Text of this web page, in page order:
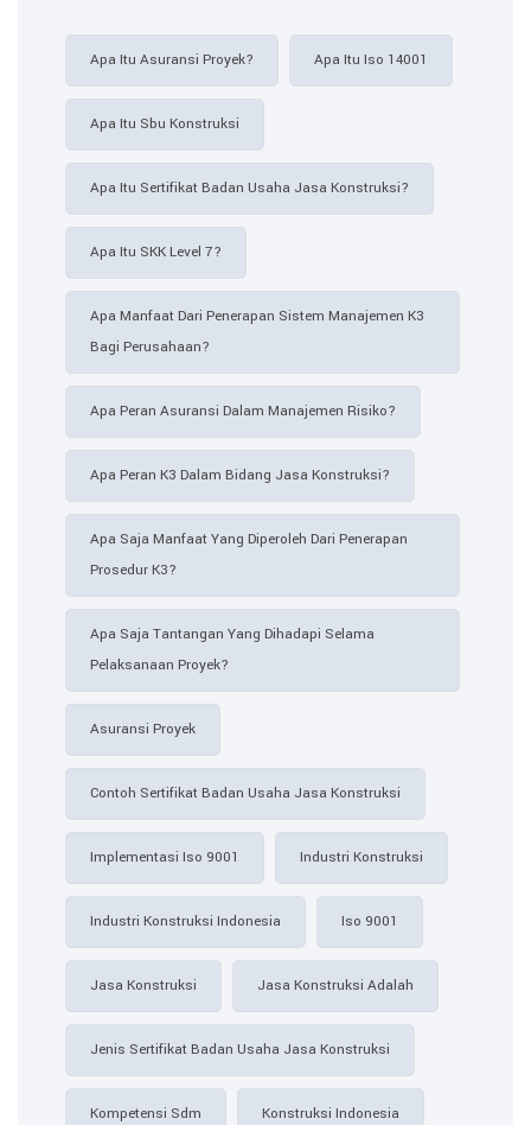
Apa Itu Asuransi Proyek? Apa Itu Iso 14001
Apa Itu Sbu Konstruksi
Apa Itu Sertifikat Badan Usaha Jasa Konstruksi?
Apa Itu SKK Level 7?
Apa Manfaat Dari Penerapan Sistem Manajemen K3
Bagi Perusahaan?
Apa Peran Asuransi Dalam Manajemen Risiko?
Apa Peran K3 Dalam Bidang Jasa Konstruksi?
Apa Saja Manfaat Yang Diperoleh Dari Penerapan
Prosedur K3?
Apa Saja Tantangan Yang Dihadapi Selama
Pelaksanaan Proyek?
Asuransi Proyek
Contoh Sertifikat Badan Usaha Jasa Konstruksi​
Implementasi Iso 9001 Industri Konstruksi
Industri Konstruksi Indonesia Iso 9001
Jasa Konstruksi Jasa Konstruksi Adalah
Jenis Sertifikat Badan Usaha Jasa Konstruksi
Kompetensi Sdm Konstruksi Indonesia